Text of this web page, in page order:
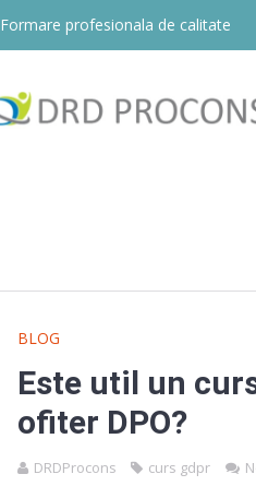
Formare profesionala de calitate
BLOG
Este util un
ofiter DPO?
DRDProcons curs gdpr